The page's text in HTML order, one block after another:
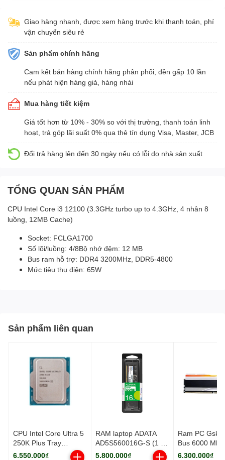
Giao hàng nhanh, được xem hàng trước khi thanh toán, phí
vận chuyển siêu rẻ
Sản phẩm chính hãng
Cam kết bán hàng chính hãng phân phối, đền gấp 10 lần
nếu phát hiện hàng giả, hàng nhái
Mua hàng tiết kiệm
Giá tốt hơn từ 10% - 30% so với thị trường, thanh toán linh
hoạt, trả góp lãi suất 0% qua thẻ tín dụng Visa, Master, JCB
Đổi trả hàng lên đến 30 ngày nếu có lỗi do nhà sản xuất
TỔNG QUAN SẢN PHẨM
CPU Intel Core i3 12100 (3.3GHz turbo up to 4.3GHz, 4 nhân 8
luồng, 12MB Cache)
Socket: FCLGA1700
Số lõi/luồng: 4/8Bộ nhớ đệm: 12 MB
Bus ram hỗ trợ: DDR4 3200MHz, DDR5-4800
Mức tiêu thụ điện: 65W
Sản phẩm liên quan
CPU Intel Core Ultra 5
250K Plus Tray
(Socket 1851/ Base
6.550.000₫
RAM laptop ADATA
AD5S560016G-S (1 x
16GB) DDR5
5.800.000₫
Ram PC
Bus 6000
(F5-
6.300.000₫